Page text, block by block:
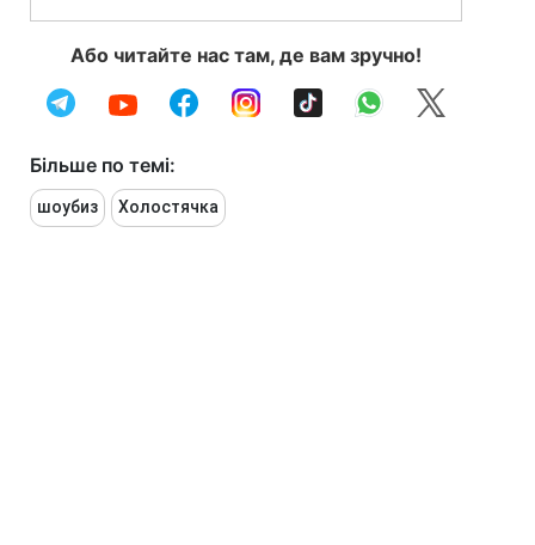
Або читайте нас там, де вам зручно!
Більше по темі:
шоубиз Холостячка